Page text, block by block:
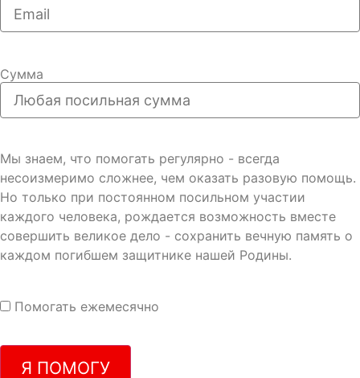
Сумма
Мы знаем, что помогать регулярно - всегда
несоизмеримо сложнее, чем оказать разовую помощь.
Но только при постоянном посильном участии
каждого человека, рождается возможность вместе
совершить великое дело - сохранить вечную память о
каждом погибшем защитнике нашей Родины.
Помогать ежемесячно
Я ПОМОГУ